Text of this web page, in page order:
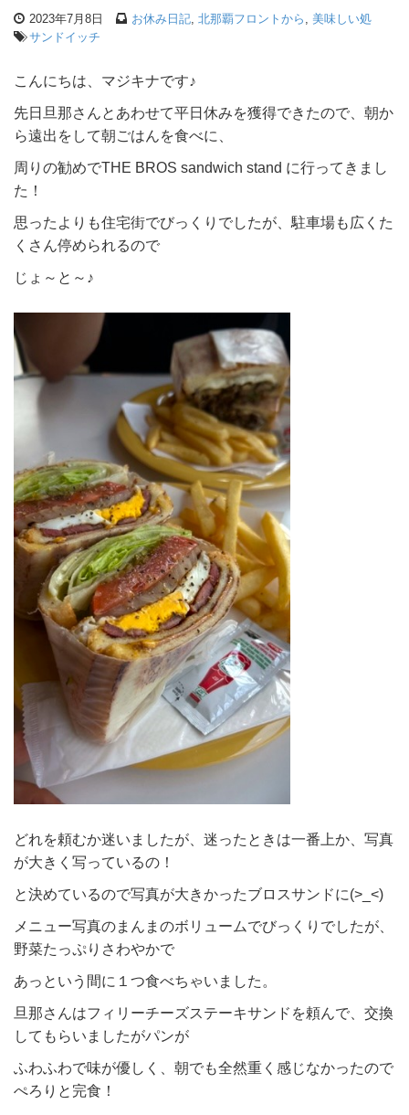
2023年7月8日 お休み日記 北那覇フロントから
美味しい処
サンドイッチ
こんにちは、マジキナです♪
先日旦那さんとあわせて平日休みを獲得できたので、朝か
ら遠出をして朝ごはんを食べに、
周りの勧めでTHE BROS sandwich stand に行ってきまし
た！
思ったよりも住宅街でびっくりでしたが、駐車場も広くた
くさん停められるので
じょ～と～♪
どれを頼むか迷いましたが、迷ったときは一番上か、写真
が大きく写っているの！
と決めているので写真が大きかったブロスサンドに(>_<)
メニュー写真のまんまのボリュームでびっくりでしたが、
野菜たっぷりさわやかで
あっという間に１つ食べちゃいました。
旦那さんはフィリーチーズステーキサンドを頼んで、交換
してもらいましたがパンが
ふわふわで味が優しく、朝でも全然重く感じなかったので
ぺろりと完食！